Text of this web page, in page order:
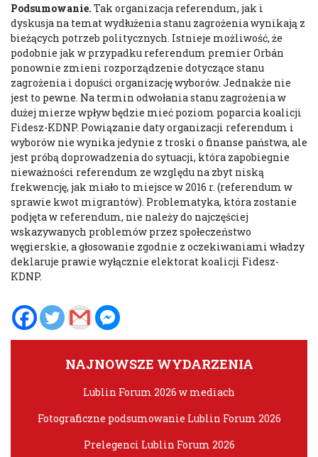
Podsumowanie. Tak organizacja referendum, jak i
dyskusja na temat wydłużenia stanu zagrożenia wynikają z
bieżących potrzeb politycznych. Istnieje możliwość, że
podobnie jak w przypadku referendum premier Orbán
ponownie zmieni rozporządzenie dotyczące stanu
zagrożenia i dopuści organizację wyborów. Jednakże nie
jest to pewne. Na termin odwołania stanu zagrożenia w
dużej mierze wpływ będzie mieć poziom poparcia koalicji
Fidesz-KDNP. Powiązanie daty organizacji referendum i
wyborów nie wynika jedynie z troski o finanse państwa, ale
jest próbą doprowadzenia do sytuacji, która zapobiegnie
nieważności referendum ze względu na zbyt niską
frekwencję, jak miało to miejsce w 2016 r. (referendum w
sprawie kwot migrantów). Problematyka, która zostanie
podjęta w referendum, nie należy do najczęściej
wskazywanych problemów przez społeczeństwo
węgierskie, a głosowanie zgodnie z oczekiwaniami władzy
deklaruje prawie wyłącznie elektorat koalicji Fidesz-
KDNP.
NAJNOWSZE WYDARZENIA
Lublin Forum 2026 w mediach
Fotograficzne podsumowanie Lublin Forum 2026
Prelegenci Lublin Forum 2026